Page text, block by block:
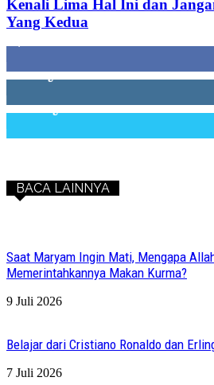
Kenali Lima Hal Ini dan
Yang Kedua
BACA LAINNYA
Saat Maryam Ingin Mati, Mengapa
Memerintahkannya Makan Kurma?
9 Juli 2026
Belajar dari Cristiano Ronaldo dan
7 Juli 2026